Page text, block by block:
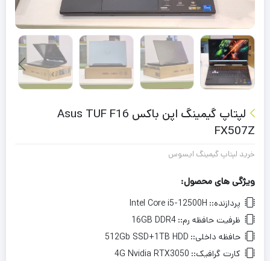
لپتاپ گیمینگ اپن باکس Asus TUF F16
FX507Z
خرید لپتاپ گیمینگ ایسوس
ویژگی های محصول:
پردازنده:: Intel Core i5-12500H
ظرفیت حافظه رم:: 16GB DDR4
حافظه داخلی:: 512Gb SSD+1TB HDD
کارت گرافیک:: 4G Nvidia RTX3050